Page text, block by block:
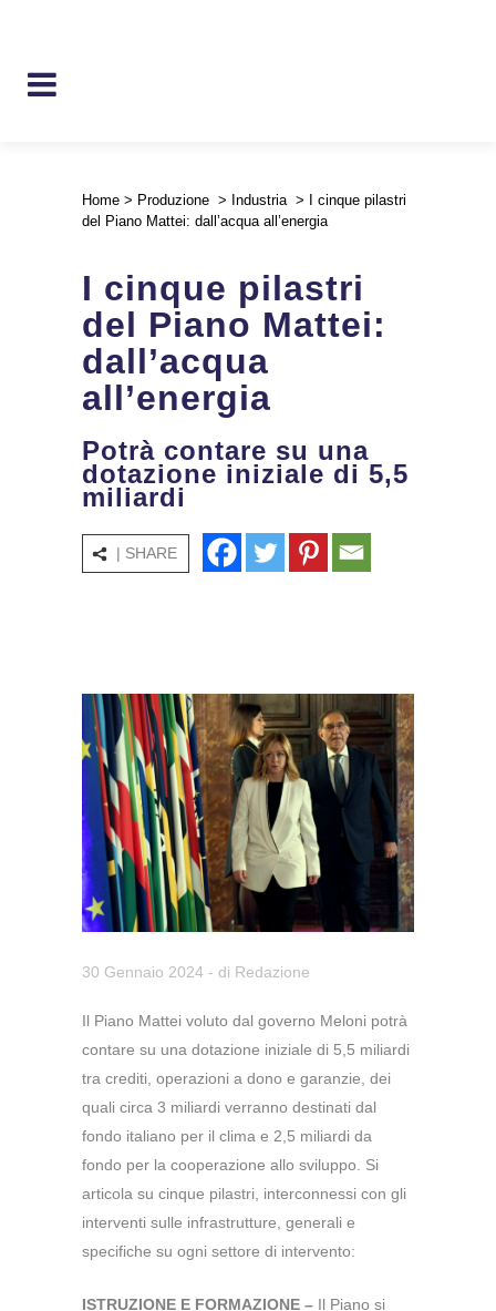
Home > Produzione > Industria >
I cinque pilastri
del Piano Mattei: dall’acqua all’energia
I cinque pilastri
del Piano Mattei:
dall’acqua
all’energia
Potrà contare su una
dotazione iniziale di 5,5
miliardi
| SHARE
30 Gennaio 2024 - di Redazione
Il Piano Mattei voluto dal governo Meloni potrà
contare su una dotazione iniziale di 5,5 miliardi
tra crediti, operazioni a dono e garanzie, dei
quali circa 3 miliardi verranno destinati dal
fondo italiano per il clima e 2,5 miliardi da
fondo per la cooperazione allo sviluppo. Si
articola su cinque pilastri, interconnessi con gli
interventi sulle infrastrutture, generali e
specifiche su ogni settore di intervento:
ISTRUZIONE E FORMAZIONE – Il Piano si